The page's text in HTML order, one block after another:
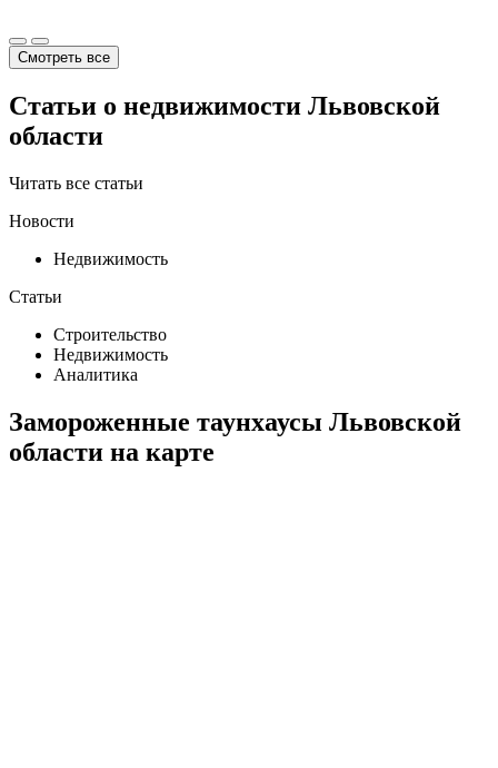
Смотреть все
Статьи о недвижимости Львовской
области
Читать все статьи
Новости
Недвижимость
Статьи
Строительство
Недвижимость
Аналитика
Замороженные таунхаусы Львовской
области на карте